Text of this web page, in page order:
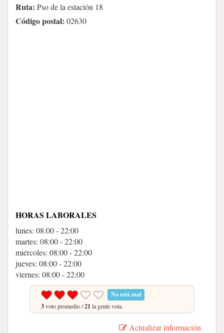
Ruta: Pso de la estación 18
Código postal: 02630
HORAS LABORALES
lunes: 08:00 - 22:00
martes: 08:00 - 22:00
miércoles: 08:00 - 22:00
jueves: 08:00 - 22:00
viernes: 08:00 - 22:00
No está mal
3voto promedio /21 la gente vota.
Actualizar información